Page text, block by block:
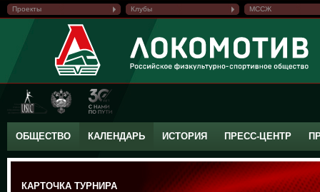
Проекты Клубы МССЖ
ОБЩЕСТВО КАЛЕНДАРЬ ИСТОРИЯ ПРЕСС-ЦЕНТР
КАРТОЧКА ТУРНИРА